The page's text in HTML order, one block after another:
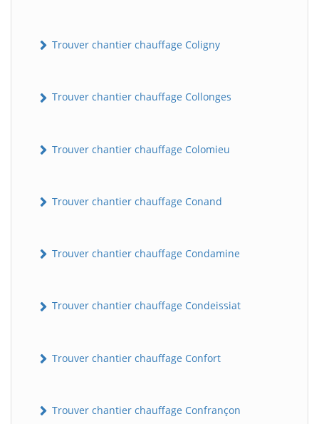
Trouver chantier chauffage Coligny
Trouver chantier chauffage Collonges
Trouver chantier chauffage Colomieu
Trouver chantier chauffage Conand
Trouver chantier chauffage Condamine
Trouver chantier chauffage Condeissiat
Trouver chantier chauffage Confort
Trouver chantier chauffage Confrançon